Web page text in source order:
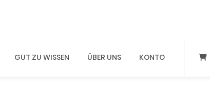
GUT ZU WISSEN ÜBER UNS KONTO